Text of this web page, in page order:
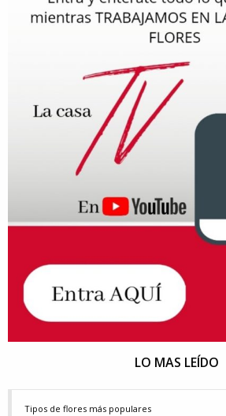
LO MAS LEÍDO
Tipos de flores más populares